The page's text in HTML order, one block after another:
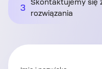
3
Skontaktujemy się
rozwiązania